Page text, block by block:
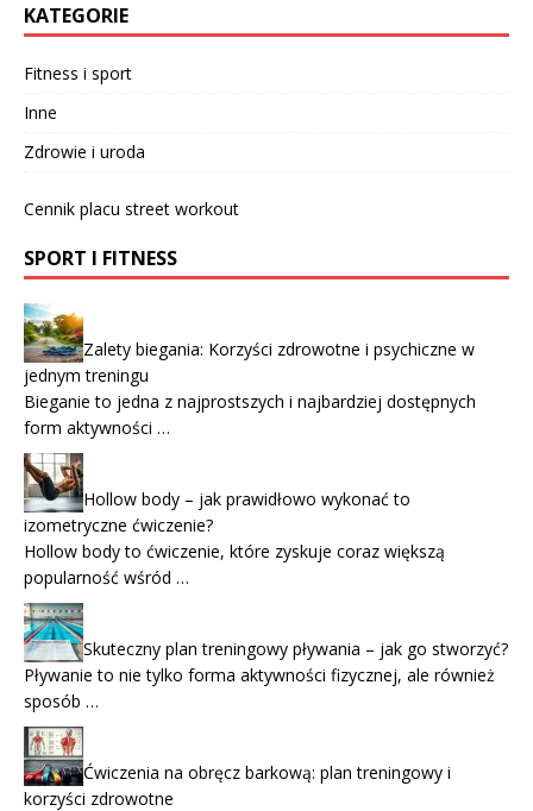
KATEGORIE
Fitness i sport
Inne
Zdrowie i uroda
Cennik placu street workout
SPORT I FITNESS
Zalety biegania: Korzyści zdrowotne i psychiczne w
jednym treningu
Bieganie to jedna z najprostszych i najbardziej dostępnych
form aktywności …
Hollow body – jak prawidłowo wykonać to
izometryczne ćwiczenie?
Hollow body to ćwiczenie, które zyskuje coraz większą
popularność wśród …
Skuteczny plan treningowy pływania – jak go stworzyć?
Pływanie to nie tylko forma aktywności fizycznej, ale również
sposób …
Ćwiczenia na obręcz barkową: plan treningowy i
korzyści zdrowotne